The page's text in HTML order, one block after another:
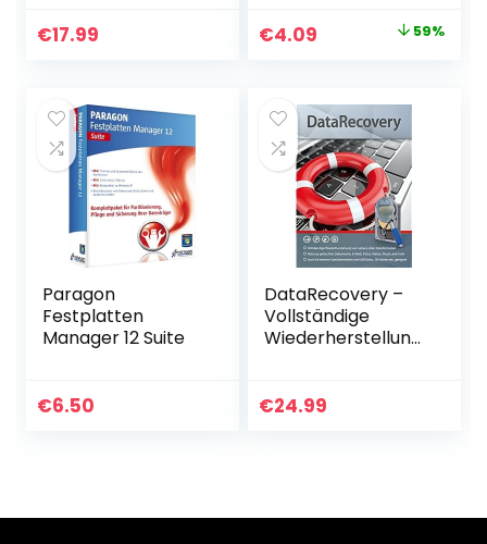
Jahre Laufzeit
€17.99
Original
€9.99.
€4.09
€4.09.
59%
Paragon
Festplatten
Manager 12 Suite
€6.50
DataRecovery –
Vollständige
Wiederherstellung
€24.99